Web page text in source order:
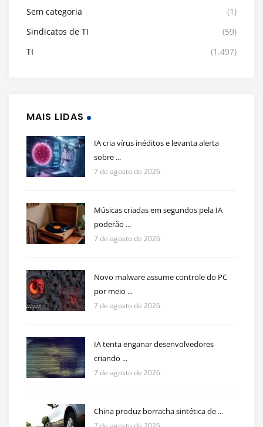
Sem categoria
(1)
Sindicatos de TI
(59)
TI
(1.497)
MAIS LIDAS
IA cria vírus inéditos e levanta alerta
sobre ...
7 de agosto de 2026
Músicas criadas em segundos pela IA
poderão ...
7 de agosto de 2026
Novo malware assume controle do PC
por meio ...
7 de agosto de 2026
IA tenta enganar desenvolvedores
criando ...
7 de agosto de 2026
China produz borracha sintética de ...